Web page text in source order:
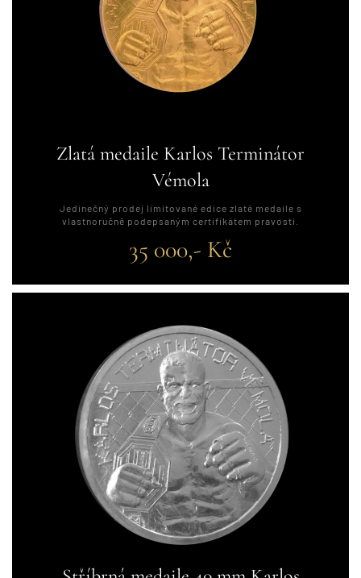
Zlatá medaile Karlos Terminátor
Vémola
Jedinečný prodej limitované edice zlaté medaile s
vlastnoručně podepsaným certifikátem pravosti.
35 000,- Kč